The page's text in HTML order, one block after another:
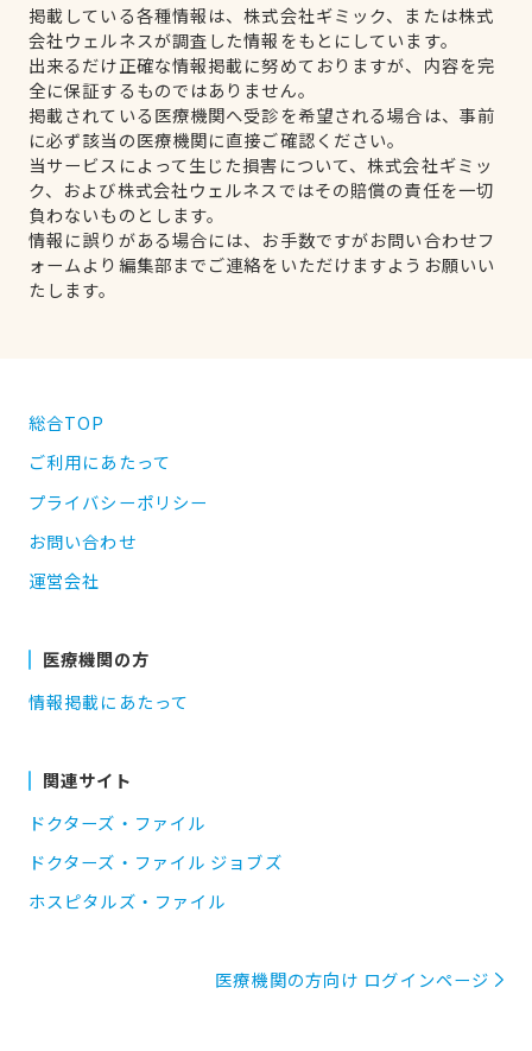
掲載している各種情報は、株式会社ギミック、または株式
会社ウェルネスが調査した情報をもとにしています。
出来るだけ正確な情報掲載に努めておりますが、内容を完
全に保証するものではありません。
掲載されている医療機関へ受診を希望される場合は、事前
に必ず該当の医療機関に直接ご確認ください。
当サービスによって生じた損害について、株式会社ギミッ
ク、および株式会社ウェルネスではその賠償の責任を一切
負わないものとします。
情報に誤りがある場合には、お手数ですがお問い合わせフ
ォームより編集部までご連絡をいただけますようお願いい
たします。
総合TOP
ご利用にあたって
プライバシーポリシー
お問い合わせ
運営会社
医療機関の方
情報掲載にあたって
関連サイト
ドクターズ・ファイル
ドクターズ・ファイル ジョブズ
ホスピタルズ・ファイル
医療機関の方向け ログインページ